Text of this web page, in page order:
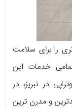
را برای سلامت
خدمات این
در تبریز، در
و مدرن ترین